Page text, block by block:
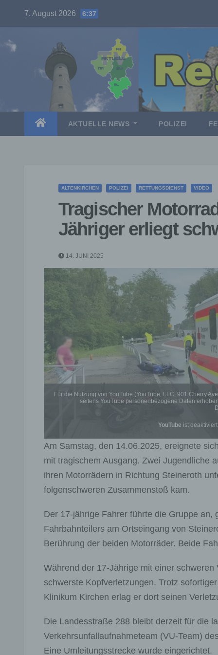
7. August 2026 6:37
AKTUELLE NEWS POLIZEI
ALTENKIRCHEN POLIZEI RETTUNGSDIENST VIDEO
Tragischer
Jähriger erliegt
14. JUNI 2025
Für die Nutzung von YouTube (YouTube, LLC, 901 Cherry
seitens YouTube personenbezogene Daten
YouTube ist deaktiviert.
Am Samstag, den 14.06.2025, ereignete
mit tragischem Ausgang. Zwei Jugendliche
ihren Motorrädern in Richtung Steineroth
folgenschweren Zusammenstoß kam.
Der 17-jährige Fahrer führte die Gruppe
Fahrbahnteilers am Ortseingang von
Berührung der beiden Motorräder. Beide
Während der 17-Jährige mit einer
schwerste Kopfverletzungen. Trotz
Klinikum Kirchen erlag er dort seinen
Die Landesstraße 288 bleibt derzeit für die
Verkehrsunfallaufnahmeteam (VU-Team)
Eine Umleitungsstrecke wurde eingerichtet.